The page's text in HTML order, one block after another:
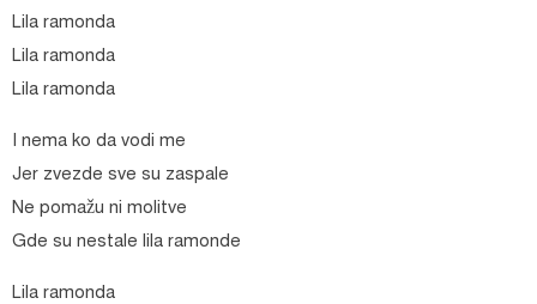
Lila ramonda
Lila ramonda
Lila ramonda
I nema ko da vodi me
Jer zvezde sve su zaspale
Ne pomažu ni molitve
Gde su nestale lila ramonde
Lila ramonda